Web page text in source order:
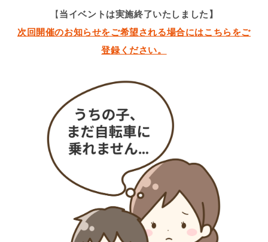
【当イベントは実施終了いたしました】
次回開催のお知らせをご希望される場合にはこちらをご
登録ください。